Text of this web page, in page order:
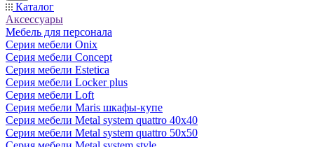
Каталог
Аксессуары
Мебель для персонала
Серия мебели Onix
Серия мебели Concept
Серия мебели Estetica
Серия мебели Locker plus
Серия мебели Loft
Серия мебели Maris шкафы-купе
Серия мебели Metal system quattro 40x40
Серия мебели Metal system quattro 50x50